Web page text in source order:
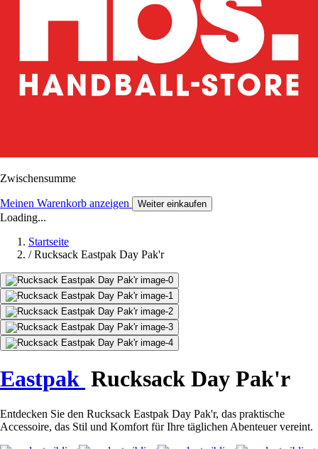
Zwischensumme
Meinen Warenkorb anzeigen Weiter einkaufen
Loading...
Startseite
/ Rucksack Eastpak Day Pak'r
Eastpak Rucksack Day Pak'r
Entdecken Sie den Rucksack Eastpak Day Pak'r, das praktische
Accessoire, das Stil und Komfort für Ihre täglichen Abenteuer vereint.